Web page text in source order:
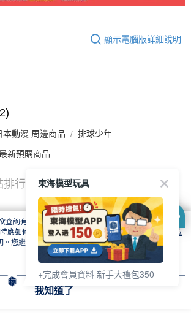
顯示電腦版詳細說明
本動漫 周邊商品 排球少年
新預購商品
排行
查詢有關本網站使用 cookie 方式之詳情，及若您不希
應如何變更電腦的 cookie 設定，請參閱本網站「
隱私
。您繼續使用本網站即表示您同意本公司得按本網站使
cookie。
我知道了
東海模型玩具
+完成會員資料 新手大禮包350